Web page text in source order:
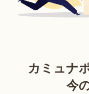
カミュナ
今